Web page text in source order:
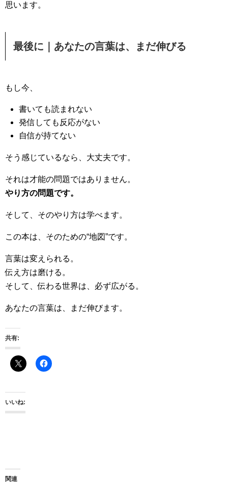
思います。
最後に｜あなたの言葉は、まだ伸びる
もし今、
書いても読まれない
発信しても反応がない
自信が持てない
そう感じているなら、大丈夫です。
それは才能の問題ではありません。
やり方の問題です。
そして、そのやり方は学べます。
この本は、そのための“地図”です。
言葉は変えられる。
伝え方は磨ける。
そして、伝わる世界は、必ず広がる。
あなたの言葉は、まだ伸びます。
共有:
いいね:
関連